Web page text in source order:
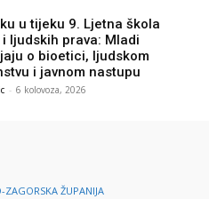
u tijeku 9. Ljetna škola
ljudskih prava: Mladi
o bioetici, ljudskom
i javnom nastupu
- 6 kolovoza, 2026
ZAGORSKA ŽUPANIJA